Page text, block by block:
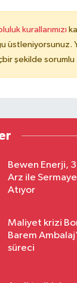
kurallarımızı
üstleniyorsunuz.
şekilde
Bewen Enerji,
Arz ile Sermaye
Atıyor
Maliyet krizi
Barem
süreci